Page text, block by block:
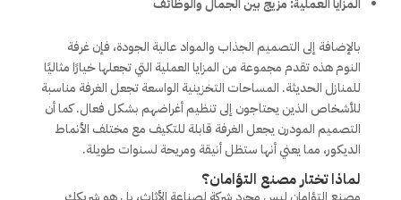
بالإضافة إلى التصميم الجذاب والمواد عالية الجودة، فإن غرفة
النوم هذه تقدم مجموعة من المزايا العملية التي تجعلها خيارًا مثاليًا
للمنازل الحديثة. المساحات التخزينية الواسعة تجعل الغرفة مناسبة
للأشخاص الذين يحتاجون إلى تنظيم أغراضهم بشكل فعال. كما أن
التصميم المودرن يجعل الغرفة قابلة للتكيف مع مختلف الأنماط
الديكور، مما يعني أنها ستظل أنيقة ومريحة لسنوات طويلة.
لماذا تختار مصنع التؤامان؟